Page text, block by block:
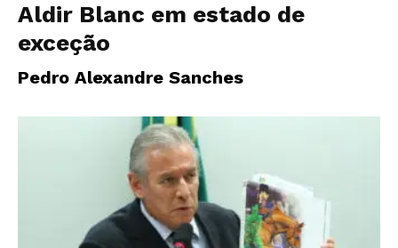
Aldir Blanc em estado de
exceção
Pedro Alexandre Sanches